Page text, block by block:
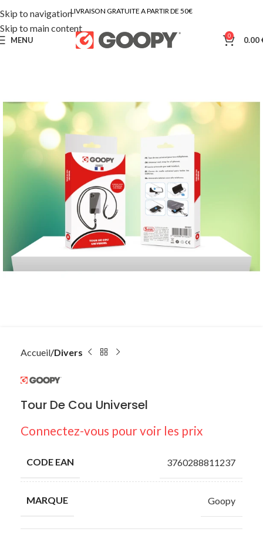
Skip to navigation
Skip to main content
LIVRAISON GRATUITE A PARTIR DE 50€
MENU 0 0.00
Accueil Divers
Tour De Cou Universel
Connectez-vous pour voir les prix
CODE EAN 3760288811237
MARQUE Goopy